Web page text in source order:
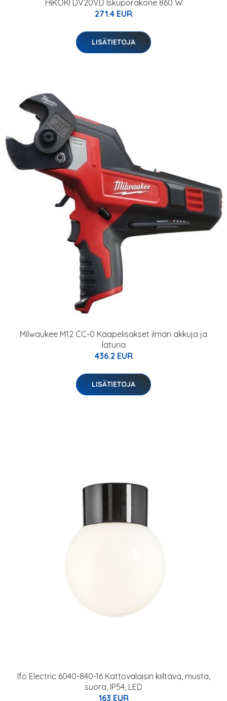
HiKOKI DV20VD Iskuporakone 860 W
271.4 EUR
LISÄTIETOJA
Milwaukee M12 CC-0 Kaapelisakset ilman akkuja ja
laturia
436.2 EUR
LISÄTIETOJA
Ifö Electric 6040-840-16 Kattovalaisin kiiltävä, musta,
suora, IP54, LED
163 EUR